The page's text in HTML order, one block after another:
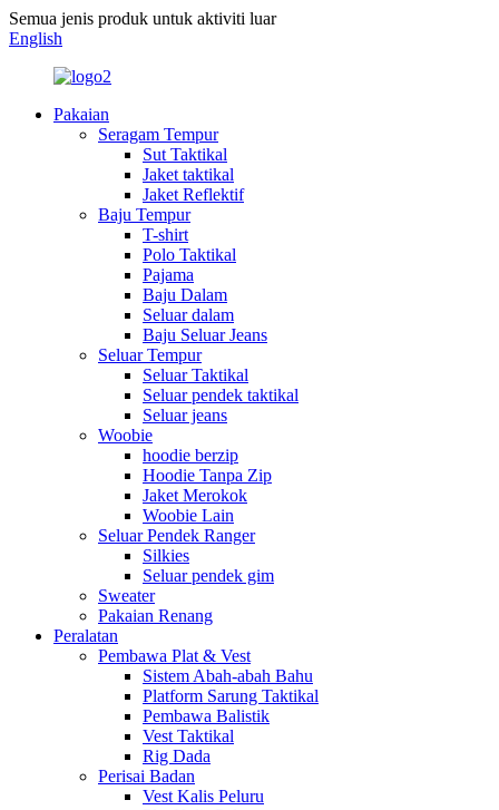
Semua jenis produk untuk aktiviti luar
English
Pakaian
Seragam Tempur
Sut Taktikal
Jaket taktikal
Jaket Reflektif
Baju Tempur
T-shirt
Polo Taktikal
Pajama
Baju Dalam
Seluar dalam
Baju Seluar Jeans
Seluar Tempur
Seluar Taktikal
Seluar pendek taktikal
Seluar jeans
Woobie
hoodie berzip
Hoodie Tanpa Zip
Jaket Merokok
Woobie Lain
Seluar Pendek Ranger
Silkies
Seluar pendek gim
Sweater
Pakaian Renang
Peralatan
Pembawa Plat & Vest
Sistem Abah-abah Bahu
Platform Sarung Taktikal
Pembawa Balistik
Vest Taktikal
Rig Dada
Perisai Badan
Vest Kalis Peluru